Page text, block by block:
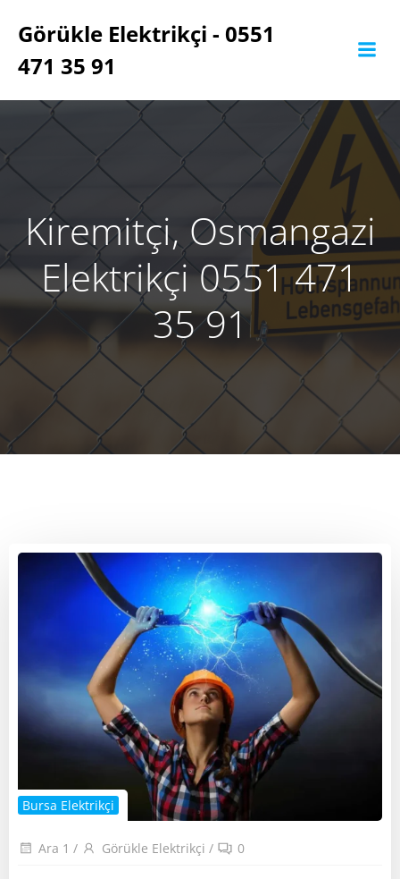
geç
Görükle Elektrikçi - 0551
471 35 91
Kiremitçi, Osmangazi
Elektrikçi 0551 471
35 91
Bursa Elektrikçi
Ara 1 / Görükle Elektrikçi / 0